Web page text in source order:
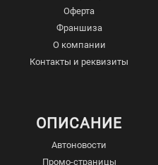
Оферта
Франшиза
О компании
Контакты и реквизиты
ОПИСАНИЕ
Автоновости
Промо-страницы